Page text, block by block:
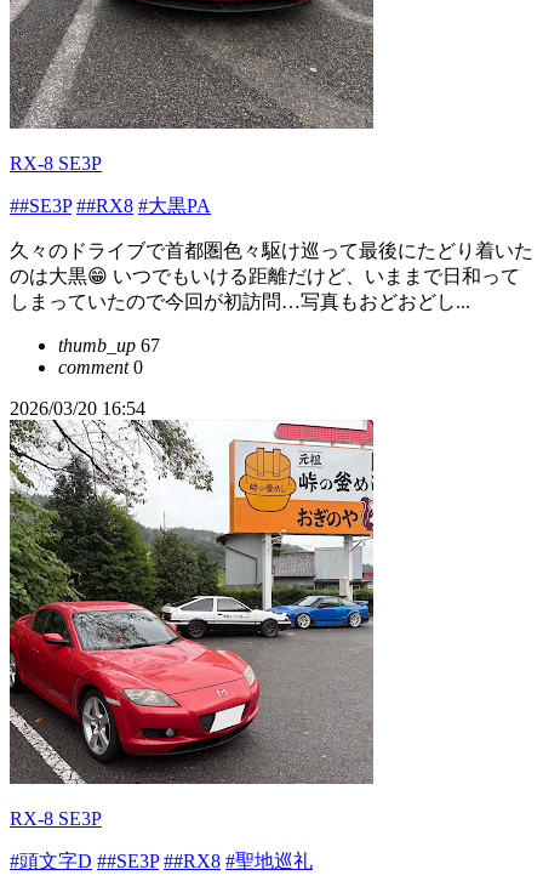
RX-8 SE3P
##SE3P ##RX8 #大黒PA
久々のドライブで首都圏色々駆け巡って最後にたどり着いた
のは大黒😁 いつでもいける距離だけど、いままで日和って
しまっていたので今回が初訪問…写真もおどおどし...
thumb_up 67
comment0
2026/03/20 16:54
RX-8 SE3P
#頭文字D ##SE3P ##RX8 #聖地巡礼